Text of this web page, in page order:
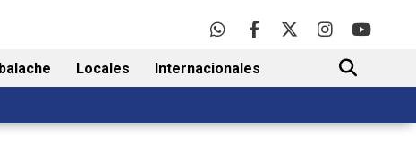
Locales Internacionales
BUSCAR